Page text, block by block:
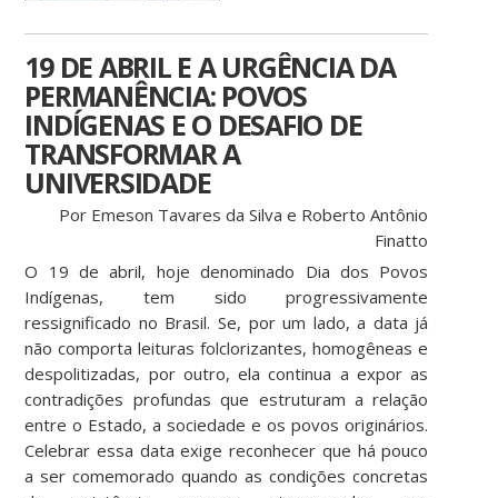
19 DE ABRIL E A URGÊNCIA DA
PERMANÊNCIA: POVOS
INDÍGENAS E O DESAFIO DE
TRANSFORMAR A
UNIVERSIDADE
Por Emeson Tavares da Silva e Roberto Antônio
Finatto
O 19 de abril, hoje denominado Dia dos Povos
Indígenas, tem sido progressivamente
ressignificado no Brasil. Se, por um lado, a data já
não comporta leituras folclorizantes, homogêneas e
despolitizadas, por outro, ela continua a expor as
contradições profundas que estruturam a relação
entre o Estado, a sociedade e os povos originários.
Celebrar essa data exige reconhecer que há pouco
a ser comemorado quando as condições concretas